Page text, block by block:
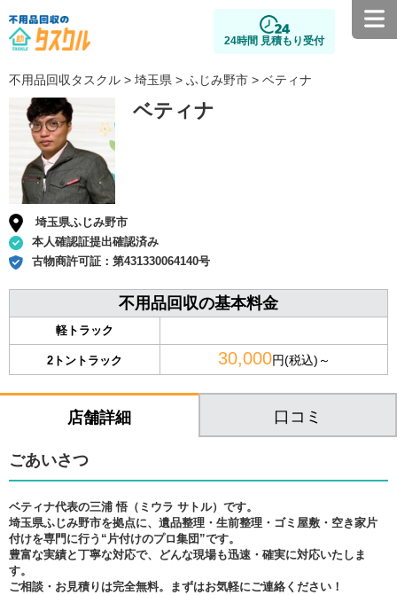
24時間 見積もり受付
不用品回収タスクル > 埼玉県 > ふじみ野市 > ベティナ
ベティナ
埼玉県ふじみ野市
本人確認証提出確認済み
古物商許可証： 第431330064140号
不用品回収の基本料金
軽トラック
2トントラック 30,000円(税込)～
店舗詳細 口コミ
ごあいさつ
ベティナ代表の三浦 悟（ミウラ サトル）です。
埼玉県ふじみ野市を拠点に、遺品整理・生前整理・ゴミ屋敷・空き家片
付けを専門に行う“片付けのプロ集団”です。
豊富な実績と丁寧な対応で、どんな現場も迅速・確実に対応いたしま
す。
ご相談・お見積りは完全無料。まずはお気軽にご連絡ください！